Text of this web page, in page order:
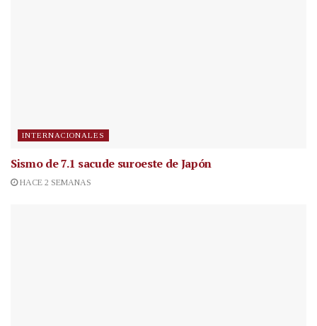
INTERNACIONALES
Sismo de 7.1 sacude suroeste de Japón
HACE 2 SEMANAS